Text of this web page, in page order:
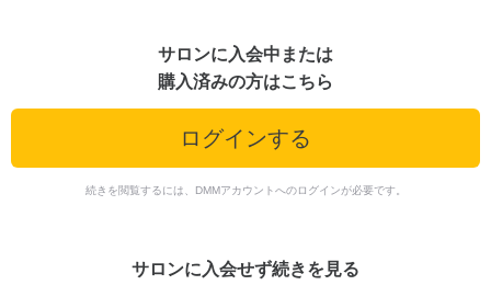
サロンに入会中または
購入済みの方はこちら
ログインする
続きを閲覧するには、DMMアカウントへのログインが必要です。
サロンに入会せず続きを見る